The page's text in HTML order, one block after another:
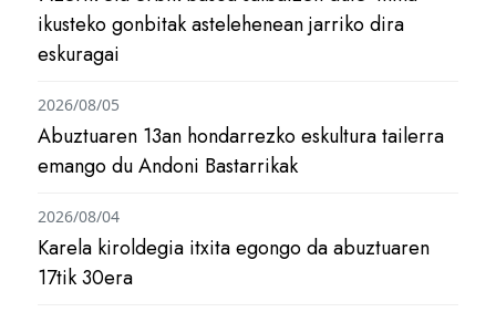
ikusteko gonbitak astelehenean jarriko dira
eskuragai
Abuztuaren 13an hondarrezko eskultura tailerra
emango du Andoni Bastarrikak
2026/08/05
Karela kiroldegia itxita egongo da abuztuaren
17tik 30era
2026/08/04